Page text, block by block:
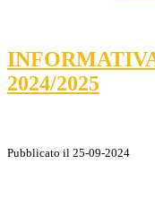
2024/2025
Pubblicato il 25-09-2024